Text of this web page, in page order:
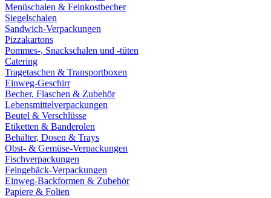
Menüschalen & Feinkostbecher
Siegelschalen
Sandwich-Verpackungen
Pizzakartons
Pommes-, Snackschalen und -tüten
Catering
Tragetaschen & Transportboxen
Einweg-Geschirr
Becher, Flaschen & Zubehör
Lebensmittelverpackungen
Beutel & Verschlüsse
Etiketten & Banderolen
Behälter, Dosen & Trays
Obst- & Gemüse-Verpackungen
Fischverpackungen
Feingebäck-Verpackungen
Einweg-Backformen & Zubehör
Papiere & Folien